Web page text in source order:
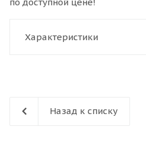
Характеристики
Назад к списку